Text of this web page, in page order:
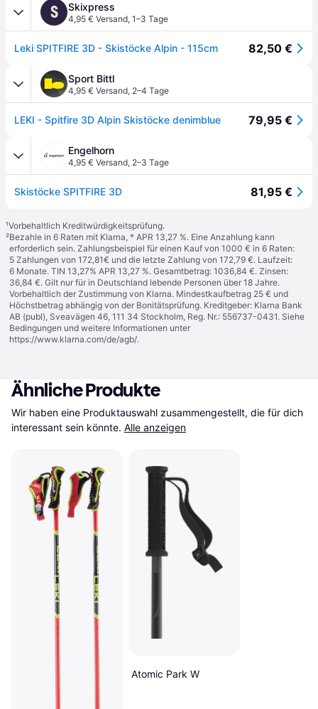
S Skixpress
4,95 € Versand, 1–3 Tage
Leki SPITFIRE 3D - Skistöcke Alpin - 115cm 82,50 €
Sport Bittl
4,95 € Versand, 2–4 Tage
LEKI - Spitfire 3D Alpin Skistöcke denimblue 79,95 €
Engelhorn
4,95 € Versand, 2–3 Tage
Skistöcke SPITFIRE 3D 81,95 €
¹Vorbehaltlich Kreditwürdigkeitsprüfung.
²Bezahle in 6 Raten mit Klarna, * APR 13,27 %. Eine Anzahlung kann
erforderlich sein. Zahlungsbeispiel für einen Kauf von 1000 € in 6 Raten:
5 Zahlungen von 172,81€ und die letzte Zahlung von 172,79 €. Laufzeit:
6 Monate. TIN 13,27% APR 13,27 %. Gesamtbetrag: 1036,84 €. Zinsen:
36,84 €. Gilt nur für in Deutschland lebende Personen über 18 Jahre.
Vorbehaltlich der Zustimmung von Klarna. Mindestkaufbetrag 25 € und
Höchstbetrag abhängig von der Bonitätsprüfung. Kreditgeber: Klarna Bank
AB (publ), Sveavägen 46, 111 34 Stockholm, Reg. Nr.: 556737-0431. Siehe
Bedingungen und weitere Informationen unter
https://www.klarna.com/de/agb/.
Ähnliche Produkte
Wir haben eine Produktauswahl zusammengestellt, die für dich
interessant sein könnte. Alle anzeigen
Atomic Park W